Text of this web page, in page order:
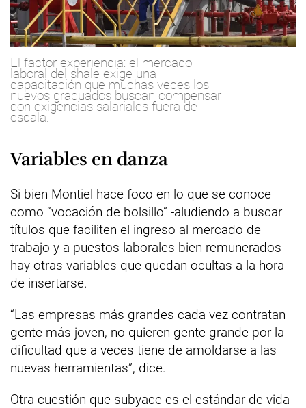
El factor experiencia: el mercado
laboral del shale exige una
capacitación que muchas veces los
nuevos graduados buscan compensar
con exigencias salariales fuera de
escala.
Variables en danza
Si bien Montiel hace foco en lo que se conoce
como “vocación de bolsillo” -aludiendo a buscar
títulos que faciliten el ingreso al mercado de
trabajo y a puestos laborales bien remunerados-
hay otras variables que quedan ocultas a la hora
de insertarse.
“Las empresas más grandes cada vez contratan
gente más joven, no quieren gente grande por la
dificultad que a veces tiene de amoldarse a las
nuevas herramientas”, dice.
Otra cuestión que subyace es el estándar de vida